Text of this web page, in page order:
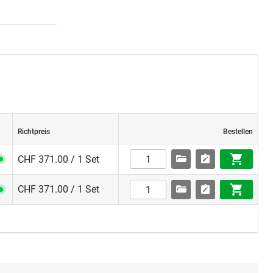
Richtpreis Bestellen
CHF 371.00 / 1 Set
CHF 371.00 / 1 Set